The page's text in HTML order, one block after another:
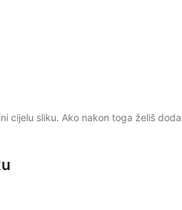
cijelu sliku. Ako nakon toga želiš